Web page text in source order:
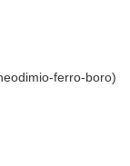
ferro-boro)